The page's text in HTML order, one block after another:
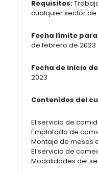
Requisitos:
cualquier sector de
Fecha límite
de febrero de 2023
Fecha de inicio
2023
Contenidos del
El servicio de
Emplatado de
Montaje de mesas
El servicio de
Modalidades del